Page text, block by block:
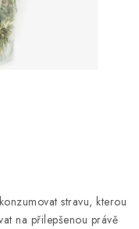
stravu, kterou
na přilepšenou právě